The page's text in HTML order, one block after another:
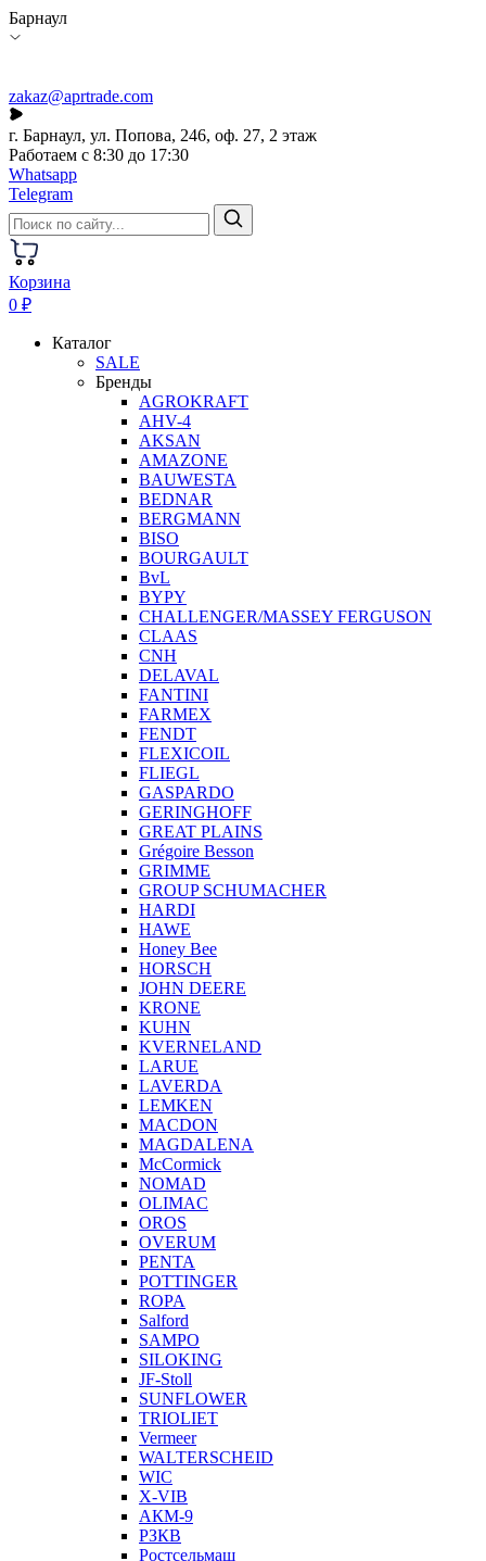
Барнаул
zakaz@aprtrade.com
г. Барнаул, ул. Попова, 246, оф. 27, 2 этаж
Работаем с 8:30 до 17:30
Whatsapp
Telegram
Корзина
0 ₽
Каталог
SALE
Бренды
AGROKRAFT
AHV-4
AKSAN
AMAZONE
BAUWESTA
BEDNAR
BERGMANN
BISO
BOURGAULT
BvL
BYPY
CHALLENGER/MASSEY FERGUSON
CLAAS
CNH
DELAVAL
FANTINI
FARMEX
FENDT
FLEXICOIL
FLIEGL
GASPARDO
GERINGHOFF
GREAT PLAINS
Grégoire Besson
GRIMME
GROUP SCHUMACHER
HARDI
HAWE
Honey Bee
HORSCH
JOHN DEERE
KRONE
KUHN
KVERNELAND
LARUE
LAVERDA
LEMKEN
MACDON
MAGDALENA
McCormick
NOMAD
OLIMAC
OROS
OVERUM
PENTA
POTTINGER
ROPA
Salford
SAMPO
SILOKING
JF-Stoll
SUNFLOWER
TRIOLIET
Vermeer
WALTERSCHEID
WIC
X-VIB
АКМ-9
РЗКВ
Ростсельмаш